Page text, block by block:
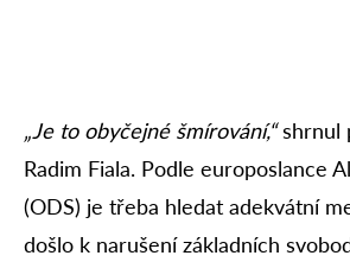
„Je to obyčejné šmírování,“shrnul
Radim Fiala. Podle europoslance
(ODS) je třeba hledat adekvátní
došlo k narušení základních